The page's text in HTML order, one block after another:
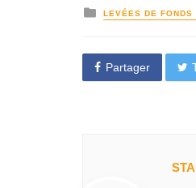
LEVÉES DE FONDS
Partager